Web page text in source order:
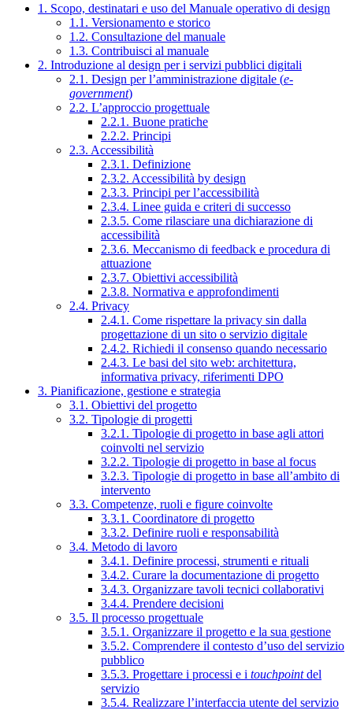
1. Scopo, destinatari e uso del Manuale operativo di design
1.1. Versionamento e storico
1.2. Consultazione del manuale
1.3. Contribuisci al manuale
2. Introduzione al design per i servizi pubblici digitali
2.1. Design per l’amministrazione digitale (e-
government)
2.2. L’approccio progettuale
2.2.1. Buone pratiche
2.2.2. Principi
2.3. Accessibilità
2.3.1. Definizione
2.3.2. Accessibilità by design
2.3.3. Principi per l’accessibilità
2.3.4. Linee guida e criteri di successo
2.3.5. Come rilasciare una dichiarazione di
accessibilità
2.3.6. Meccanismo di feedback e procedura di
attuazione
2.3.7. Obiettivi accessibilità
2.3.8. Normativa e approfondimenti
2.4. Privacy
2.4.1. Come rispettare la privacy sin dalla
progettazione di un sito o servizio digitale
2.4.2. Richiedi il consenso quando necessario
2.4.3. Le basi del sito web: architettura,
informativa privacy, riferimenti DPO
3. Pianificazione, gestione e strategia
3.1. Obiettivi del progetto
3.2. Tipologie di progetti
3.2.1. Tipologie di progetto in base agli attori
coinvolti nel servizio
3.2.2. Tipologie di progetto in base al focus
3.2.3. Tipologie di progetto in base all’ambito di
intervento
3.3. Competenze, ruoli e figure coinvolte
3.3.1. Coordinatore di progetto
3.3.2. Definire ruoli e responsabilità
3.4. Metodo di lavoro
3.4.1. Definire processi, strumenti e rituali
3.4.2. Curare la documentazione di progetto
3.4.3. Organizzare tavoli tecnici collaborativi
3.4.4. Prendere decisioni
3.5. Il processo progettuale
3.5.1. Organizzare il progetto e la sua gestione
3.5.2. Comprendere il contesto d’uso del servizio
pubblico
3.5.3. Progettare i processi e i touchpointdel
servizio
3.5.4. Realizzare l’interfaccia utente del servizio